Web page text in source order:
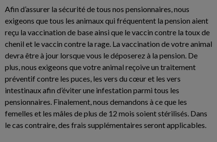
Afin d’assurer la sécurité de tous nos pensionnaires, nous
exigeons que tous les animaux qui fréquentent la pension aient
reçu la vaccination de base ainsi que le vaccin contre la toux de
chenil et le vaccin contre la rage. La vaccination de votre animal
devra être à jour lorsque vous le déposerez à la pension. De
plus, nous exigeons que votre animal reçoive un traitement
préventif contre les puces, les vers du cœur et les vers
intestinaux afin d’éviter une infestation parmi tous les
pensionnaires. Finalement, nous demandons à ce que les
femelles et les mâles de plus de 12 mois soient stérilisés. Dans
le cas contraire, des frais supplémentaires seront applicables.